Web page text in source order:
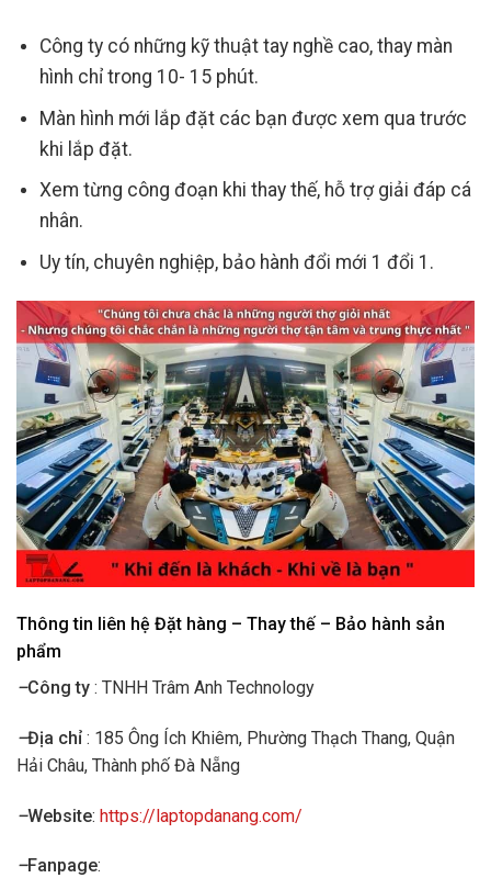
Công ty có những kỹ thuật tay nghề cao, thay màn
hình chỉ trong 10- 15 phút.
Màn hình mới lắp đặt các bạn được xem qua trước
khi lắp đặt.
Xem từng công đoạn khi thay thế, hỗ trợ giải đáp cá
nhân.
Uy tín, chuyên nghiệp, bảo hành đổi mới 1 đổi 1.
Thông tin liên hệ Đặt hàng – Thay thế – Bảo hành sản
phẩm
–Công ty : TNHH Trâm Anh Technology
–Địa chỉ : 185 Ông Ích Khiêm, Phường Thạch Thang, Quận
Hải Châu, Thành phố Đà Nẵng
–Website: https://laptopdanang.com/
–Fanpage: